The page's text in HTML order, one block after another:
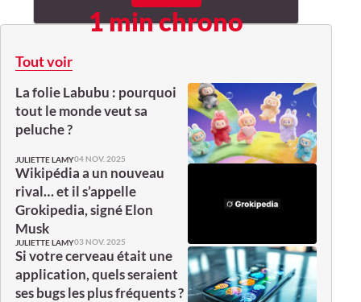
1 min chrono
Tout voir
La folie Labubu : pourquoi
tout le monde veut sa
peluche ?
JULIETTE LAMY04 NOV. 2025
Wikipédia a un nouveau
rival… et il s’appelle
Grokipedia, signé Elon
Musk
JULIETTE LAMY03 NOV. 2025
Si votre cerveau était une
application, quels seraient
ses bugs les plus fréquents ?